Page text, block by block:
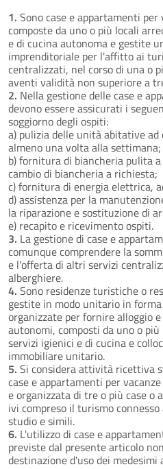
1. Sono case e appartamenti
composte da uno o più locali
e di cucina autonoma e gestite
imprenditoriale per l'affitto ai
centralizzati, nel corso di una o
aventi validità non superiore a
2. Nella gestione delle case e
devono essere assicurati i
soggiorno degli ospiti:
a) pulizia delle unità abitative
almeno una volta alla settimana;
b) fornitura di biancheria pulita
cambio di biancheria a richiesta;
c) fornitura di energia elettrica,
d) assistenza per la
la riparazione e sostituzione di
e) recapito e ricevimento ospiti.
3. La gestione di case e
comunque comprendere la
e l'offerta di altri servizi
alberghiere.
4. Sono residenze turistiche o
gestite in modo unitario in
organizzate per fornire alloggio
autonomi, composti da uno o
servizi igienici e di cucina e
immobiliare unitario.
5. Si considera attività ricettiva
case e appartamenti per
e organizzata di tre o più case o
ivi compreso il turismo
studio e simili.
6. L'utilizzo di case e
previste dal presente articolo
destinazione d'uso dei